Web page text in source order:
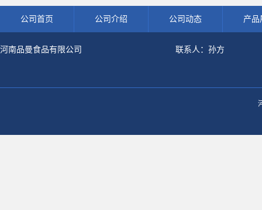
公司首页 公司介绍 公司动态 产品
河南品曼食品有限公司 联系人：孙方